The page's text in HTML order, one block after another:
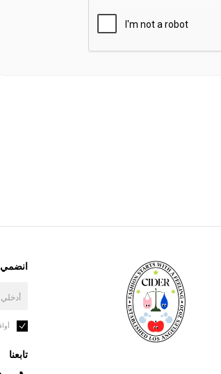
انضمي
تابعنا